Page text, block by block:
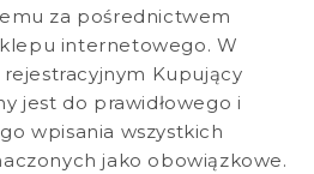
za pośrednictwem
internetowego. W
Kupujący
jest do prawidłowego i
wpisania wszystkich
jako obowiązkowe.